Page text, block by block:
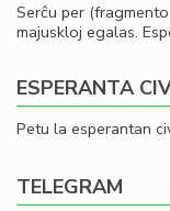
Serĉu per
majuskloj egalas.
ESPERANTA
Petu la esperantan
TELEGRAM